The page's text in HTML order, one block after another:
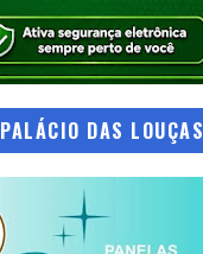
PALÁCIO DAS LOUÇAS